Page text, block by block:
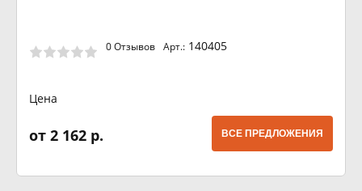
0 Отзывов Арт.: 140405
Цена
от 2 162 р. ВСЕ ПРЕДЛОЖЕНИЯ